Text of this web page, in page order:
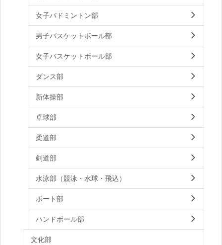
女子バドミントン部
男子バスケットボール部
女子バスケットボール部
ダンス部
新体操部
卓球部
柔道部
剣道部
水泳部（競泳・水球・飛込）
ボート部
ハンドボール部
文化部